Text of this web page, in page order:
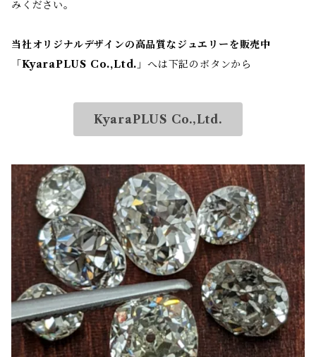
みください。
当社オリジナルデザインの高品質なジュエリーを販売中
「 KyaraPLUS Co.,Ltd. 」へは下記のボタンから
KyaraPLUS Co.,Ltd.